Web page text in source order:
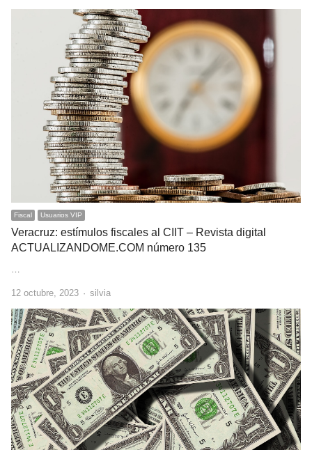
Fiscal Usuarios VIP
Veracruz: estímulos fiscales al CIIT – Revista digital
ACTUALIZANDOME.COM número 135
12 octubre, 2023 Author
silvia